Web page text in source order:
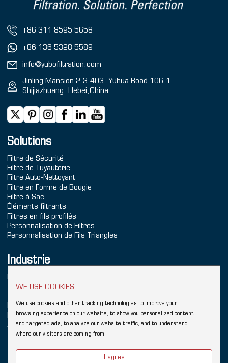
WE USE COOKIES
We use cookies and other tracking technologies to improve your
browsing experience on our website, to show you personalized content
and targeted ads, to analyze our website traffic, and to understand
where our visitors are coming from.
I agree
+86 311 8595 5658
+86 136 5328 5589
info@yubofiltration.com
Jinling Mansion 2-3-403, Yuhua Road 106-1,
Shijiazhuang, Hebei,China
Solutions
Filtre de Sécurité
Filtre de Tuyauterie
Filtre Auto-Nettoyant
Filtre en Forme de Bougie
Filtre à Sac
Éléments filtrants
Filtres en fils profilés
Personnalisation de Filtres
Personnalisation de Fils Triangles
Industrie
Traitement de l'Eau de Mer
Produits Chimiques
Raffinage
Aliments & Boissons